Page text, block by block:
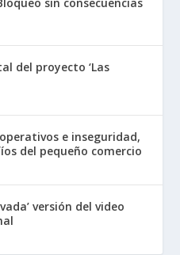
del proyecto ‘Las
e inseguridad,
del pequeño comercio
versión del video